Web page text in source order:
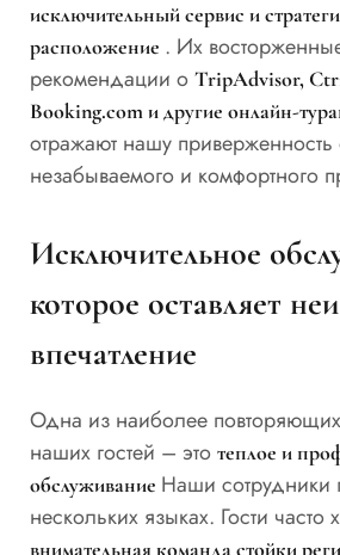
исключительный сервис и
расположение . Их
рекомендации о TripAdvisor,
Booking.com и другие онлайн-
отражают нашу
незабываемого и комфортного
Исключительное
которое оставляет
впечатление
Одна из наиболее
наших гостей – это теплое и
обслуживание Наши сотрудники
нескольких языках. Гости часто
внимательная команда стойки